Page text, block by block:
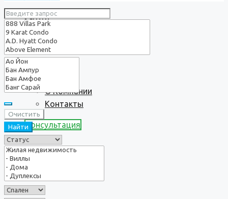
Услуги
О нас
О Компании
Контакты
Консультация
Очистить
Найти